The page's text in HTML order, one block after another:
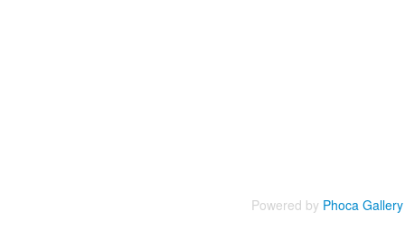
Powered by Phoca Gallery